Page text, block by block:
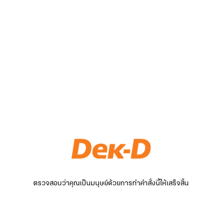
ตรวจสอบว่าคุณเป็นมนุษย์ด้วยการทำคำสั่งนี้ให้เสร็จสิ้น